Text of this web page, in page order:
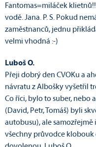
Fantomas=miláček klietnů!!
vodě. Jana. P. S. Pokud
zaměstnanců, jednu
velmi vhodná :-)
Luboš O.
Přeji dobrý den CVOKu a
návratu z Albošky vyšetřil
Co říci, bylo to suber, nebo
(David, Petr, Tomáš) byli
autobusu), ale
všechny průvodce klobouk